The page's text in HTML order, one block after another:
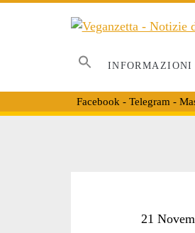
INFORMAZIONI
Facebook - Telegram -
21